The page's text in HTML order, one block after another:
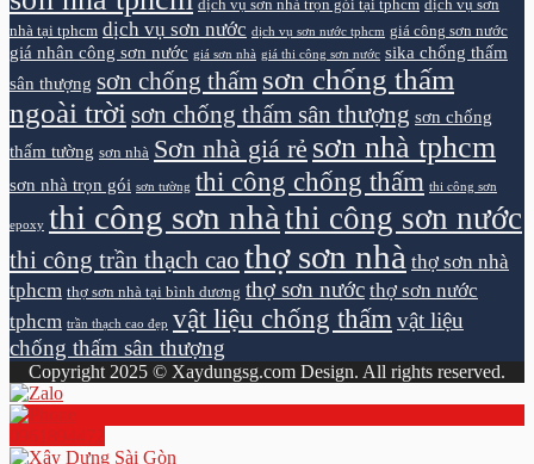
dịch vụ sơn nhà trọn gói tại tphcm dịch vụ sơn
nhà tại tphcm dịch vụ sơn nước dịch vụ sơn nước tphcm giá công sơn nước
giá nhân công sơn nước giá sơn nhà giá thi công sơn nước sika chống thấm
sân thượng sơn chống thấm sơn chống thấm
ngoài trời sơn chống thấm sân thượng sơn chống
thấm tường sơn nhà Sơn nhà giá rẻ sơn nhà tphcm
sơn nhà trọn gói sơn tường thi công chống thấm thi công sơn
epoxy thi công sơn nhà thi công sơn nước
thi công trần thạch cao thợ sơn nhà thợ sơn nhà
tphcm thợ sơn nhà tại bình dương thợ sơn nước thợ sơn nước
tphcm trần thạch cao đẹp vật liệu chống thấm vật liệu
chống thấm sân thượng
Copyright 2025 © Xaydungsg.com Design. All rights reserved.